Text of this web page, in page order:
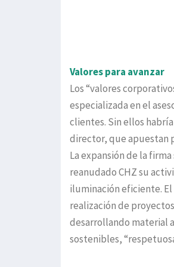
Valores para avanzar
Los “valores
especializada en el
clientes. Sin ellos
director, que apuestan
La expansión de la
reanudado CHZ su
iluminación eficiente.
realización de
desarrollando material
sostenibles,